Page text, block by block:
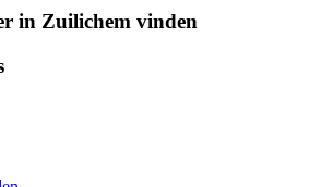
in Zuilichem vinden